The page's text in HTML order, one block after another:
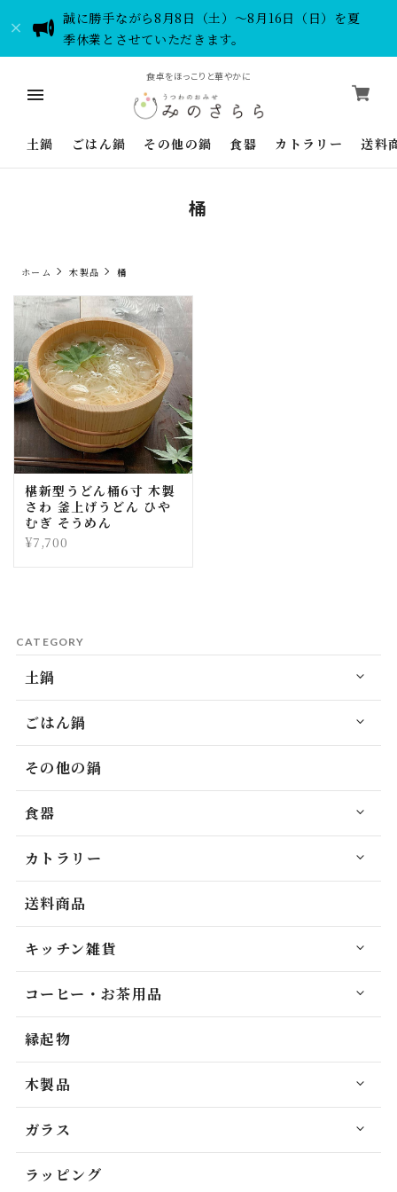
誠に勝手ながら8月8日（土）～8月16日（日）を夏
季休業とさせていただきます。
食卓をほっこりと華やかに
土鍋 ごはん鍋 その他の鍋 食器 カトラリー 送料
桶
ホーム 木製品 桶
椹新型うどん桶6寸 木製
さわ 釜上げうどん ひや
むぎ そうめん
¥7,700
CATEGORY
土鍋
ごはん鍋
その他の鍋
食器
カトラリー
送料商品
キッチン雑貨
コーヒー・お茶用品
縁起物
木製品
ガラス
ラッピング